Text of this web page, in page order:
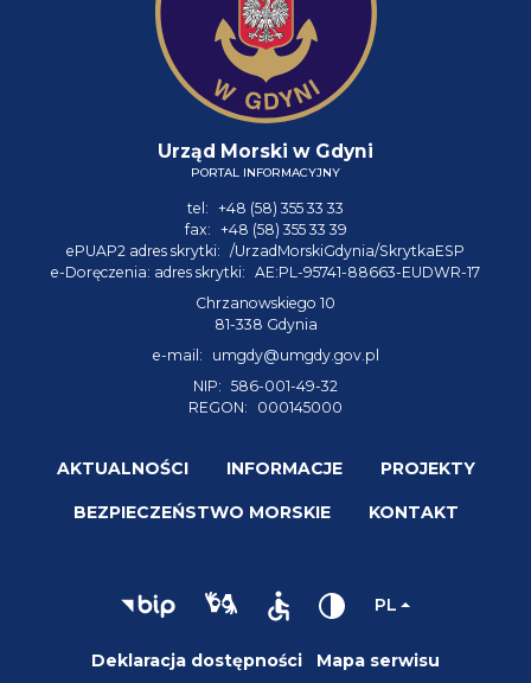
Urząd Morski w Gdyni
PORTAL INFORMACYJNY
tel: +48 (58) 355 33 33
fax: +48 (58) 355 33 39
ePUAP2 adres skrytki: /UrzadMorskiGdynia/SkrytkaESP
e-Doręczenia: adres skrytki: AE:PL-95741-88663-EUDWR-17
Chrzanowskiego 10
81-338 Gdynia
e-mail:
umgdy@umgdy.gov.pl
NIP: 586-001-49-32
REGON:
000145000
AKTUALNOŚCI INFORMACJE PROJEKTY
BEZPIECZEŃSTWO MORSKIE KONTAKT
PL
Deklaracja dostępności Mapa serwisu